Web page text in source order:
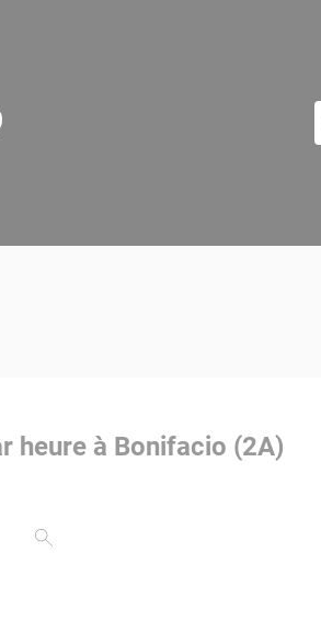
heure à Bonifacio (2A)